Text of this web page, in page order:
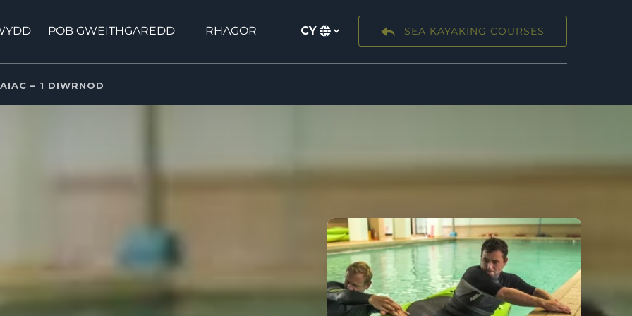
POB GWEITHGAREDD RHAGOR
Dewiswch
CY SEA KAYAKING COURSES
– 1 DIWRNOD